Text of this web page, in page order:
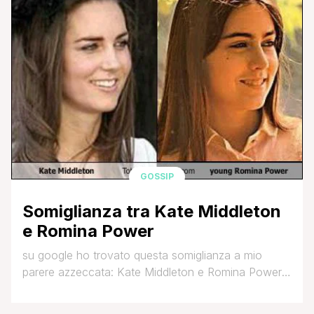
GOSSIP
Somiglianza tra Kate Middleton
e Romina Power
su google ho trovato questa somiglianza a mio
parere azzeccata: Kate Middleton e Romina Power